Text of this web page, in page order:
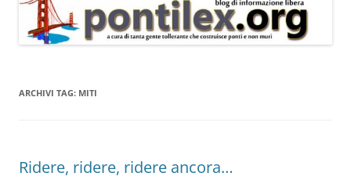
ARCHIVI TAG: MITI
Ridere, ridere, ridere ancora…